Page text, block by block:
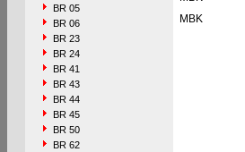
BR 05
BR 06
BR 23
BR 24
BR 41
BR 43
BR 44
BR 45
BR 50
BR 62
MBK